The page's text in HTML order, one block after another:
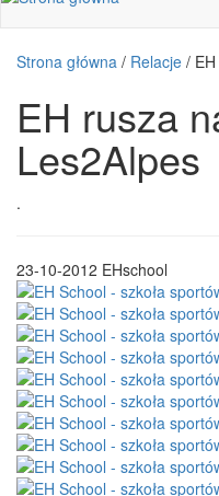
Strona główna / Relacje /
EH rusza
Les2Alpes
.
23-10-2012 EHschool